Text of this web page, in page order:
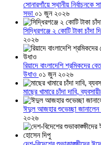
সোনারগাঁয়ে স্থানীয়
সভা ০১ জুন ২০২৬
সিদ্ধিরগঞ্জে ২ কোটি টাকা চাঁদা
২০২৬
রিয়াদে বাংলাদেশি
উধাও ০১ জুন ২০২৬
মাছের খামারে চাঁদা দাবি,
ঈদুল আজহার শুভেচ্ছা জানালেন
২০২৬